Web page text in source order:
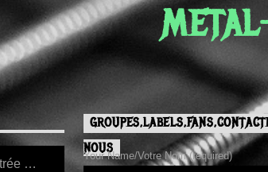
NOUS
Your Name/Votre Nom (required)